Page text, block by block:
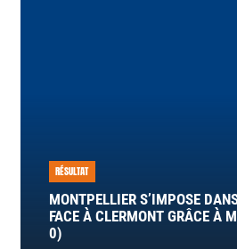
RÉSULTAT
MONTPELLIER S’IMPOSE
FACE À CLERMONT GRÂCE À
0)